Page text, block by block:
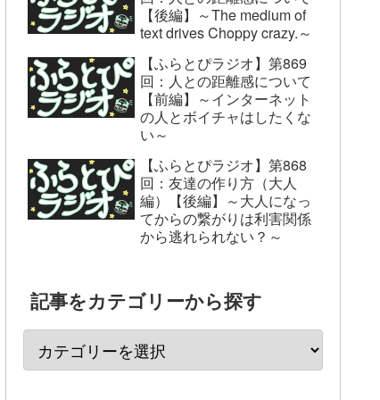
【後編】～The medium of
text drives Choppy crazy.～
【ふらとぴラジオ】第869
回：人との距離感について
【前編】～インターネット
の人とボイチャはしたくな
い～
【ふらとぴラジオ】第868
回：友達の作り方（大人
編）【後編】～大人になっ
てからの繋がりは利害関係
から逃れられない？～
記事をカテゴリーから探す